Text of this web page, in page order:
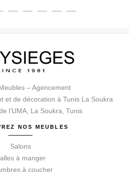
– Agencement
et de décoration à Tunis La Soukra
l’UMA, La Soukra, Tunis
NOS MEUBLES
Salons
à manger
à coucher